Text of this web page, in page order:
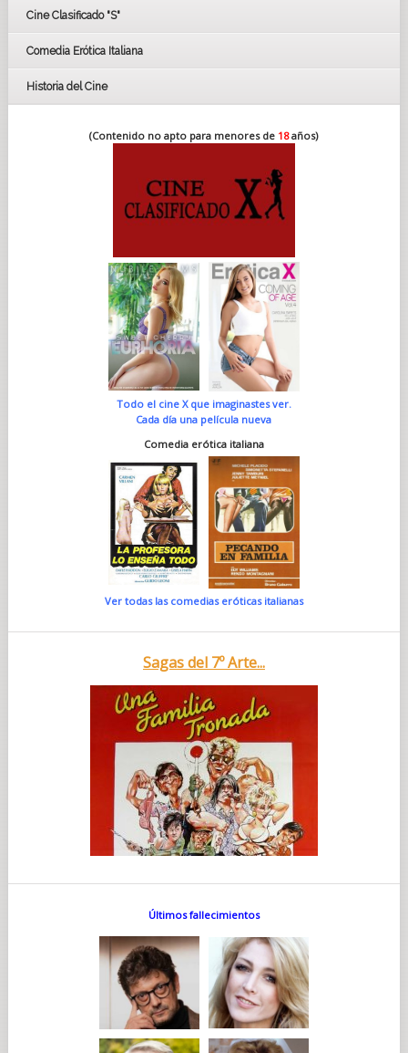
Cine Clasificado "S"
Comedia Erótica Italiana
Historia del Cine
(Contenido no apto para menores de 18años)
Todo el cine X que imaginastes ver.
Cada día una película nueva
Comedia erótica italiana
Ver todas las comedias eróticas italianas
Sagas del 7º Arte...
Últimos fallecimientos